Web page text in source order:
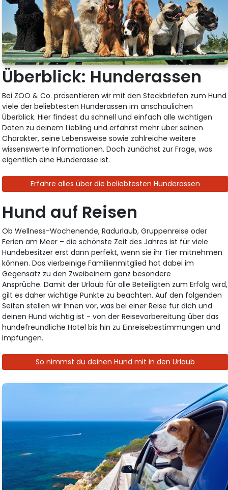
Überblick: Hunderassen
Bei ZOO & Co. präsentieren wir mit den Steckbriefen zum Hund
viele der beliebtesten Hunderassen im anschaulichen
Überblick. Hier findest du schnell und einfach alle wichtigen
Daten zu deinem Liebling und erfährst mehr über seinen
Charakter, seine Lebensweise sowie zahlreiche weitere
wissenswerte Informationen. Doch zunächst zur Frage, was
eigentlich eine Hunderasse ist.
Erfahre alles über die beliebtesten Hunderassen
Hund auf Reisen
Ob Wellness-Wochenende, Radurlaub, Gruppenreise oder
Ferien am Meer – die schönste Zeit des Jahres ist für viele
Hundebesitzer erst dann perfekt, wenn sie ihr Tier mitnehmen
können. Das vierbeinige Familienmitglied hat dabei im
Gegensatz zu den Zweibeinern ganz besondere
Ansprüche. Damit der Urlaub für alle Beteiligten zum Erfolg wird,
gilt es daher wichtige Punkte zu beachten. Auf den folgenden
Seiten stellen wir Ihnen vor, was bei einer Reise für dich und
deinen Hund wichtig ist - von der Reisevorbereitung über das
hundefreundliche Hotel bis hin zu Einreisebestimmungen und
Impfungen.
So nimmst du deinen Hund mit in den Urlaub